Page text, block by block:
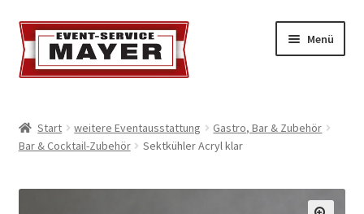
Menü
Event-Service
Standort & Öffnungszeiten
Start weitere Eventausstattung
Gastro, Bar & Zubehör
Bar & Cocktail-Zubehör
Sektkühler Acryl klar